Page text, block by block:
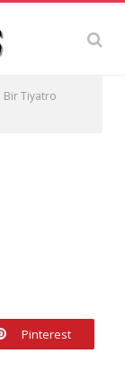
Bir Tiyatro
Pinterest